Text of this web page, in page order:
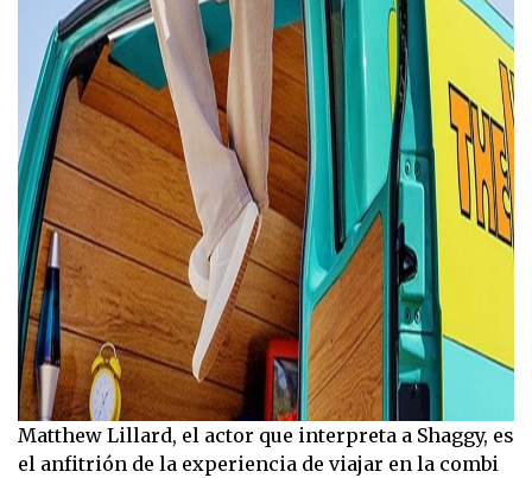
Matthew Lillard, el actor que interpreta a Shaggy, es
el anfitrión de la experiencia de viajar en la combi